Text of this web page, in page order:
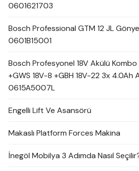
0601621703
Bosch Professional GTM 12 JL
0601B15001
Bosch Profesyonel 18V Akülü Kombo
+GWS 18V-8 +GBH 18V-22 3x 4.0Ah
0615A5007L
Engelli Lift Ve Asansörü
Makaslı Platform Forces Makina
İnegöl Mobilya 3 Adımda Nasıl